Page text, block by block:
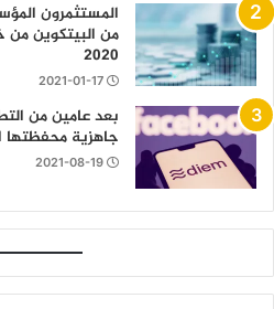
2020
2021-01-17
بعد عامين من
جاهزية محفظتها
2021-08-19